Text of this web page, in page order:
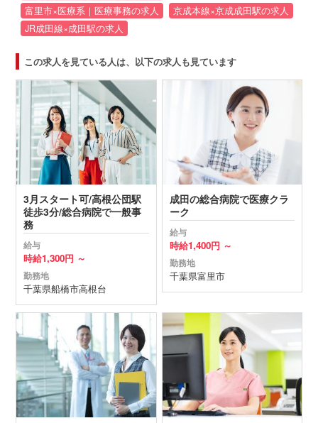
富里市×医療系｜医療事務の求人
京成本線×京成成田駅の求人
JR成田線×成田駅の求人
この求人を見ている人は、以下の求人も見ています
3月スタート可/高根公団駅
徒歩3分/総合病院で一般事
務
給与
時給1,300円 ～
勤務地
千葉県船橋市高根台
成田の総合病院で医療クラ
ーク
給与
時給1,400円 ～
勤務地
千葉県富里市